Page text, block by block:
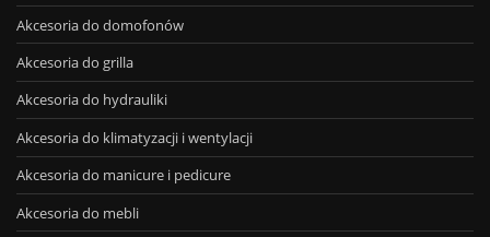
Akcesoria do domofonów
Akcesoria do grilla
Akcesoria do hydrauliki
Akcesoria do klimatyzacji i wentylacji
Akcesoria do manicure i pedicure
Akcesoria do mebli